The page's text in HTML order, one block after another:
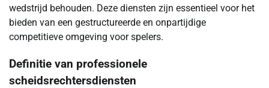
wedstrijd behouden. Deze diensten zijn essentieel voor het
bieden van een gestructureerde en onpartijdige
competitieve omgeving voor spelers.
Definitie van professionele
scheidsrechtersdiensten